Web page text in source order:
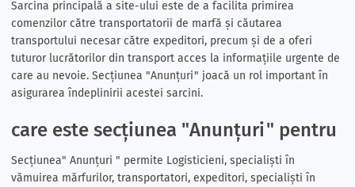
Sarcina principală a site-ului este de a facilita primirea
comenzilor către transportatorii de marfă și căutarea
transportului necesar către expeditori, precum și de a oferi
tuturor lucrătorilor din transport acces la informațiile urgente de
care au nevoie. Secțiunea "Anunțuri" joacă un rol important în
asigurarea îndeplinirii acestei sarcini.
care este secțiunea "Anunțuri" pentru
Secțiunea" Anunțuri " permite Logisticieni, specialiști în
vămuirea mărfurilor, transportatori, expeditori, specialiști în